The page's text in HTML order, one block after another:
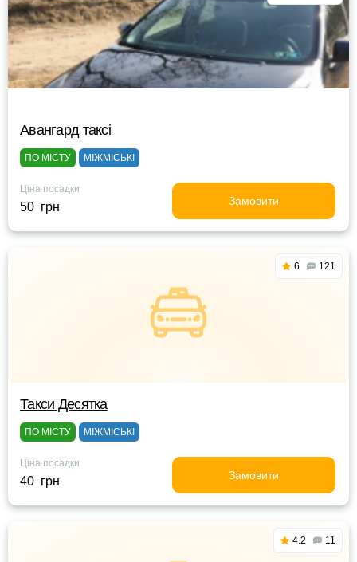
Авангард таксі
ПО МІСТУ МІЖМІСЬКІ
Ціна посадки
50 грн Замовити
6 121
Такси Десятка
ПО МІСТУ МІЖМІСЬКІ
Ціна посадки
40 грн Замовити
4.2 11